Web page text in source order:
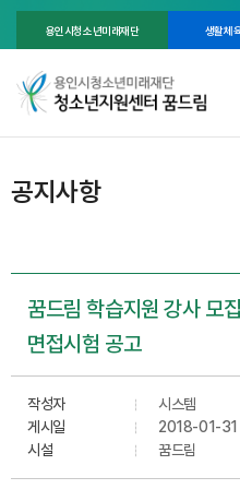
용인시청소년미래재단 생활체
공지사항
꿈드림 학습지원 강사 모
면접시험 공고
작성자
시스템
게시일
2018-01-31
시설
꿈드림